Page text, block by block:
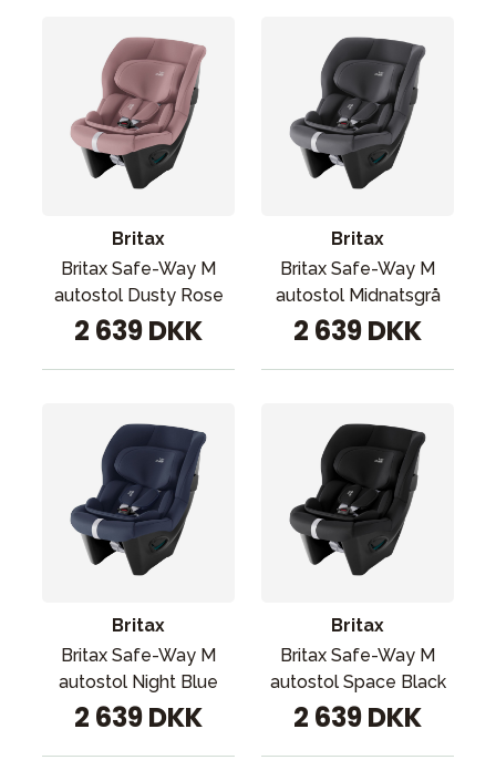
Britax
Britax Safe-Way M
autostol Dusty Rose
2 639 DKK
Britax
Britax Safe-Way M
autostol Midnatsgrå
2 639 DKK
Britax
Britax Safe-Way M
autostol Night Blue
2 639 DKK
Britax
Britax Safe-Way M
autostol Space Black
2 639 DKK